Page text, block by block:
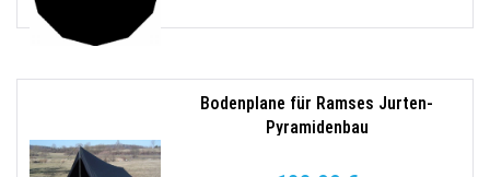
Bodenplane für Ramses Jurten-
Pyramidenbau